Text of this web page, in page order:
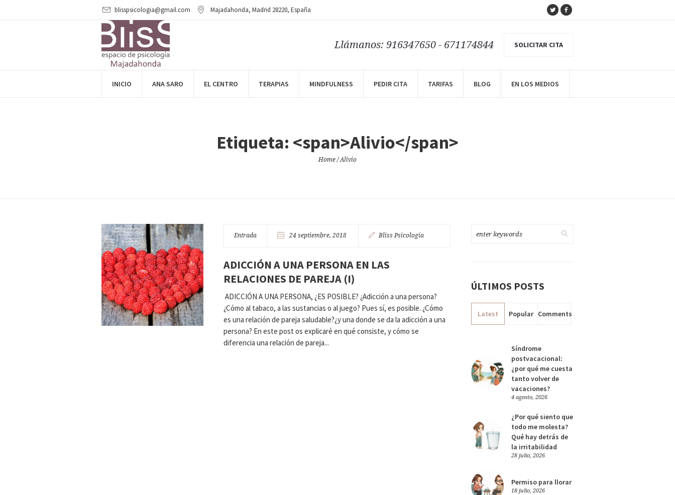
blisspsicologia@gmail.com Majadahonda, Madrid 28220, España
Llámanos: 916347650 - 671174844 SOLICITAR CITA
INICIO ANA SARO EL CENTRO TERAPIAS MINDFULNESS PEDIR CITA TARIFAS BLOG EN LOS MEDIOS
Etiqueta: <span>Alivio</span>
Home /Alivio
Entrada 24 septiembre, 2018 Bliss Psicología
ADICCIÓN A UNA PERSONA EN LAS
RELACIONES DE PAREJA (I)
ADICCIÓN A UNA PERSONA, ¿ES POSIBLE? ¿Adicción a una persona?
¿Cómo al tabaco, a las sustancias o al juego? Pues sí, es posible. ¿Cómo
es una relación de pareja saludable?¿y una donde se da la adicción a una
persona? En este post os explicaré en qué consiste, y cómo se
diferencia una relación de pareja...
ÚLTIMOS POSTS
Latest Popular Comments
Síndrome
postvacacional:
¿por qué me cuesta
tanto volver de
vacaciones?
4 agosto, 2026
¿Por qué siento que
todo me molesta?
Qué hay detrás de
la irritabilidad
28 julio, 2026
Permiso para llorar
18 julio, 2026